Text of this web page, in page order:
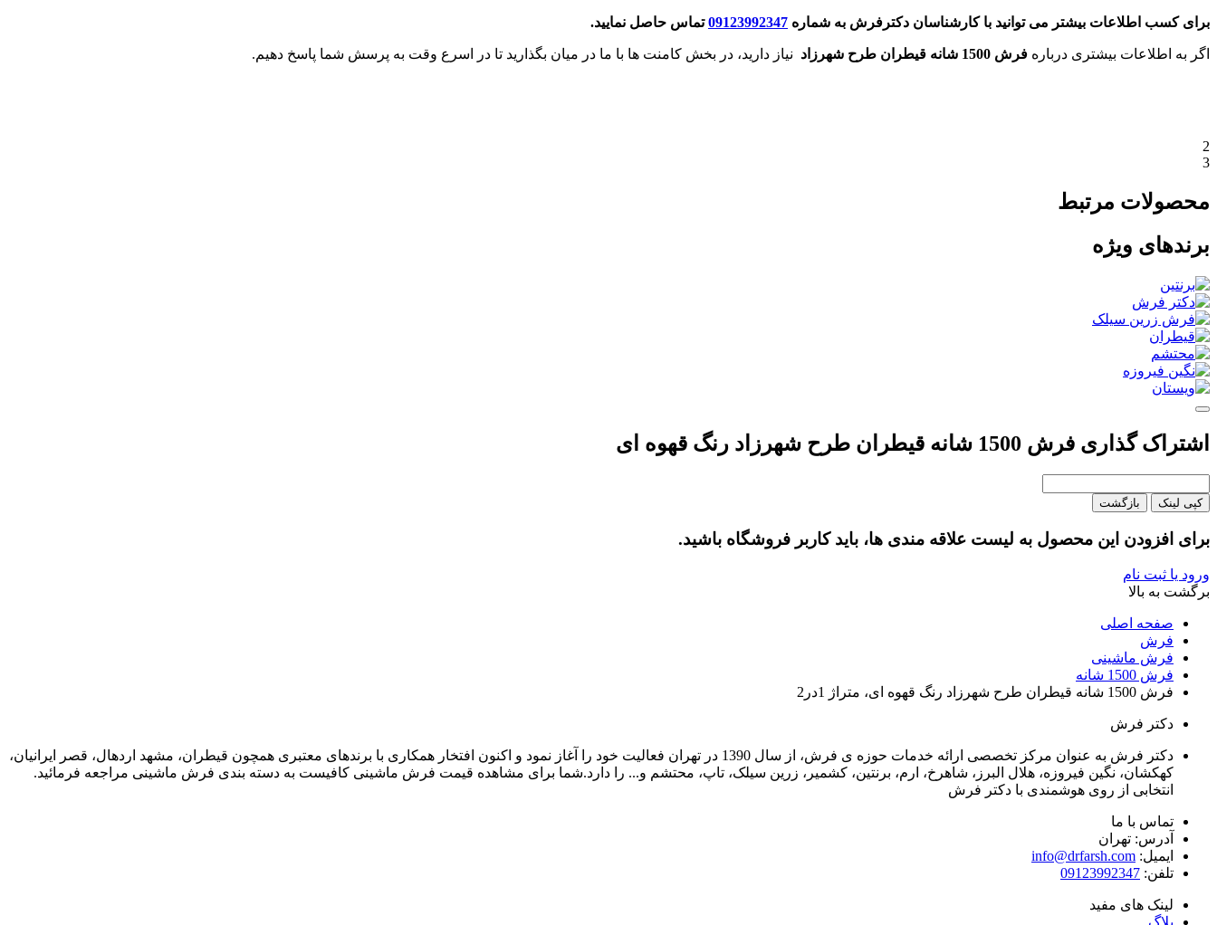
برای کسب اطلاعات بیشتر می توانید با کارشناسان دکترفرش به شماره 09123992347تماس حاصل نمایید.
اگر به اطلاعات بیشتری درباره فرش 1500 شانه قیطران طرح شهرزاد نیاز دارید، در بخش کامنت ها با ما در میان بگذارید تا در اسرع وقت به پرسش شما پاسخ دهیم.
2
3
محصولات مرتبط
برندهای ویژه
اشتراک گذاری فرش 1500 شانه قیطران طرح شهرزاد رنگ قهوه ای
کپی لینک بازگشت
برای افزودن این محصول به لیست علاقه مندی ها، باید کاربر فروشگاه باشید.
ورود یا ثبت نام
برگشت به بالا
صفحه اصلی
فرش
فرش ماشینی
فرش 1500 شانه
فرش 1500 شانه قیطران طرح شهرزاد رنگ قهوه ای، متراژ 1در2
دکتر فرش
دکتر فرش به عنوان مرکز تخصصی ارائه خدمات حوزه ی فرش، از سال 1390 در تهران فعالیت خود را آغاز نمود و اکنون افتخار همکاری با برندهای معتبری همچون قیطران، مشهد اردهال، قصر ایرانیان،
کهکشان، نگین فیروزه، هلال البرز، شاهرخ، ارم، برنتین، کشمیر، زرین سیلک، تاپ، محتشم و... را دارد.شما برای مشاهده قیمت فرش ماشینی کافیست به دسته بندی فرش ماشینی مراجعه فرمائید.
انتخابی از روی هوشمندی با دکتر فرش
تماس با ما
آدرس: تهران
ایمیل: info@drfarsh.com
تلفن: 09123992347
لینک های مفید